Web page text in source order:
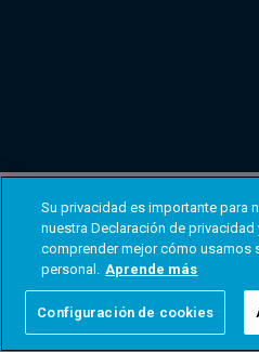
Su privacidad es importante para
nuestra Declaración de
comprender mejor cómo usamos
personal. Aprende más
Configuración de cookies